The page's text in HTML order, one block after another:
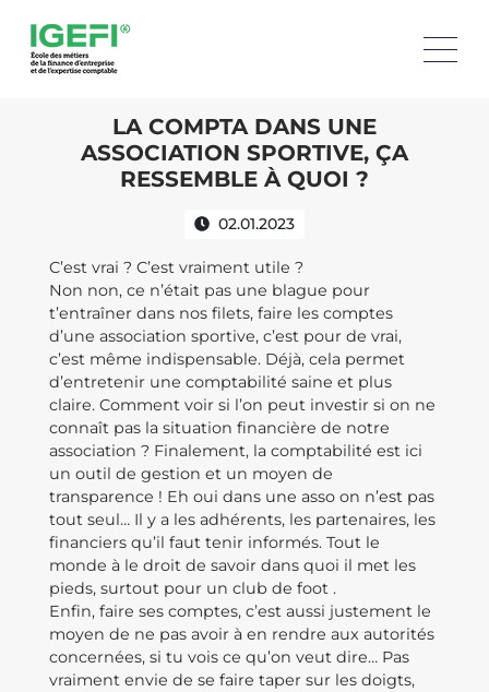
LA COMPTA DANS UNE
ASSOCIATION SPORTIVE, ÇA
RESSEMBLE À QUOI ?
02.01.2023
C’est vrai ? C’est vraiment utile ?
Non non, ce n’était pas une blague pour
t’entraîner dans nos filets, faire les comptes
d’une association sportive, c’est pour de vrai,
c’est même indispensable. Déjà, cela permet
d’entretenir une comptabilité saine et plus
claire. Comment voir si l’on peut investir si on ne
connaît pas la situation financière de notre
association ? Finalement, la comptabilité est ici
un outil de gestion et un moyen de
transparence ! Eh oui dans une asso on n’est pas
tout seul… Il y a les adhérents, les partenaires, les
financiers qu’il faut tenir informés. Tout le
monde à le droit de savoir dans quoi il met les
pieds, surtout pour un club de foot .
Enfin, faire ses comptes, c’est aussi justement le
moyen de ne pas avoir à en rendre aux autorités
concernées, si tu vois ce qu’on veut dire… Pas
vraiment envie de se faire taper sur les doigts,